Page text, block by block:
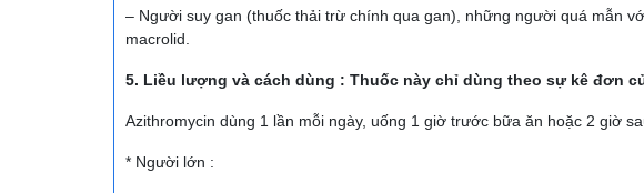
– Người suy gan (thuốc thải trừ chính qua gan), những người quá mẫn
macrolid.
5. Liều lượng và cách dùng : Thuốc này chỉ dùng theo sự kê đơn
Azithromycin dùng 1 lần mỗi ngày, uống 1 giờ trước bữa ăn hoặc 2 giờ
* Người lớn :